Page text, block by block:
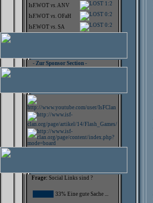
IsF.WOT vs.ANV 1:2
IsF.WOT vs. OFaH 0:2
IsF.WOT vs. SA 0:2
- Zur Sponsor Section -
Frage: Social Links sind ?
33% Eine gute Sache ...